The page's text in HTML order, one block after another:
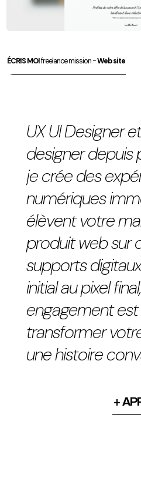
ÉCRIS MOIfreelance mission -Web site
UX UI Designer
designer depuis
je crée des
numériques
élèvent votre
produit web sur
supports
initial au pixel
engagement
transformer
une histoire
+